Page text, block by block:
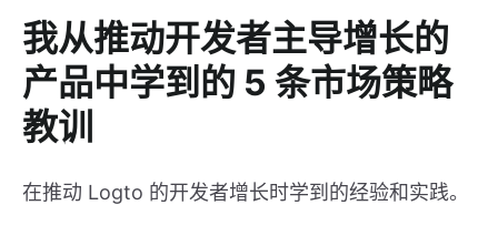
我从推动开发者主导增长的
产品中学到的 5 条市场策略
教训
在推动 Logto 的开发者增长时学到的经验和实践。